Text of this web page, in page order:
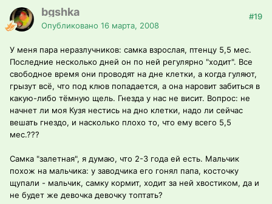
bgshka
Опубликовано 16 марта, 2008
#19
У меня пара неразлучников: самка взрослая, птенцу 5,5 мес.
Последние несколько дней он по ней регулярно "ходит". Все
свободное время они проводят на дне клетки, а когда гуляют,
грызут всё, что под клюв попадается, а она наровит забиться в
какую-либо тёмную щель. Гнезда у нас не висит. Вопрос: не
начнет ли моя Кузя нестись на дно клетки, надо ли сейчас
вешать гнездо, и насколько плохо то, что ему всего 5,5
мес.???
Самка "залетная", я думаю, что 2-3 года ей есть. Мальчик
похож на мальчика: у заводчика его гонял папа, косточку
щупали - мальчик, самку кормит, ходит за ней хвостиком, да и
не будет же девочка девочку топтать?